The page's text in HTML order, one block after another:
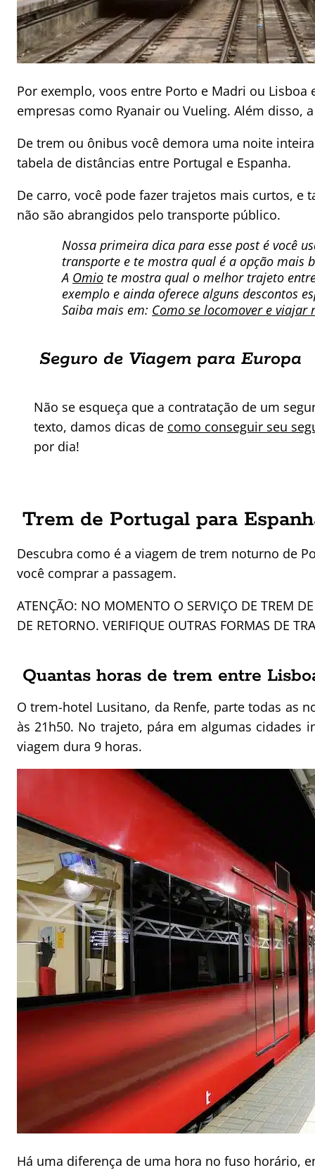
Por exemplo, voos entre Porto e Madri ou
empresas como Ryanair ou Vueling. Além disso,
De trem ou ônibus você demora uma noite
tabela de distâncias entre Portugal e Espanha.
De carro, você pode fazer trajetos mais curtos, e
não são abrangidos pelo transporte público.
Nossa primeira dica para esse post é você
transporte e te mostra qual é a opção mais
A Omio te mostra qual o melhor trajeto
exemplo e ainda oferece alguns descontos
Saiba mais em: Como se locomover e viajar
Seguro de Viagem para Europa
Não se esqueça que a contratação de um
texto, damos dicas de como conseguir seu
por dia!
Trem de Portugal para
Descubra como é a viagem de trem noturno de
você comprar a passagem.
ATENÇÃO: NO MOMENTO O SERVIÇO DE TREM
DE RETORNO. VERIFIQUE OUTRAS FORMAS DE
Quantas horas de trem entre
O trem-hotel Lusitano, da Renfe, parte todas as
às 21h50. No trajeto, pára em algumas cidades
viagem dura 9 horas.
Há uma diferença de uma hora no fuso horário,